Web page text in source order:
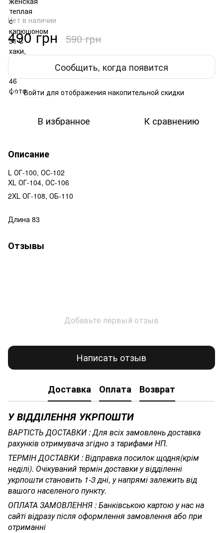
Нет в наличии
490 грн 590 грн
Сообщить, когда появится
% Войти для отображения накопительной скидки
В избранное К сравнению
Описание
L ОГ-100, ОС-102
XL ОГ-104, ОС-106
2XL ОГ-108, ОБ-110
Длина 83
Отзывы
Добавьте первый отзыв
Написать отзыв
Доставка Оплата Возврат
У ВІДДІЛЕННЯ УКРПОШТИ
ВАРТІСТЬ ДОСТАВКИ : Для всіх замовлень доставка
рахунків отримувача згідно з тарифами НП.
ТЕРМІН ДОСТАВКИ : Відправка посилок щодня(крім
неділі). Очікуваний термін доставки у відділенні
укрпошти становить 1-3 дні, у напрямі залежить від
вашого населеного пункту.
ОПЛАТА ЗАМОВЛЕННЯ : Банківською картою у нас на
сайті відразу після оформлення замовлення або при
отриманні